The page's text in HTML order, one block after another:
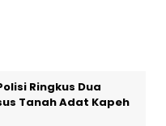
Ringkus Dua
Tanah Adat Kapeh